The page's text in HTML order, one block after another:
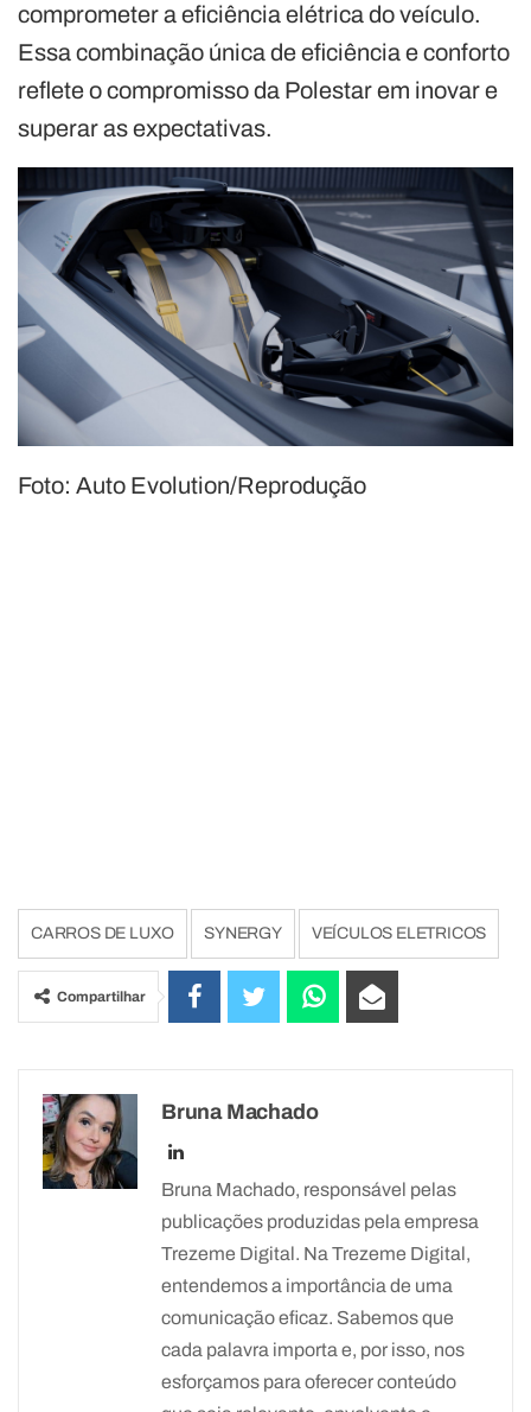
comprometer a eficiência elétrica do veículo.
Essa combinação única de eficiência e conforto
reflete o compromisso da Polestar em inovar e
superar as expectativas.
Foto: Auto Evolution/Reprodução
CARROS DE LUXO SYNERGY VEÍCULOS ELETRICOS
Compartilhar
Bruna Machado
Bruna Machado, responsável pelas
publicações produzidas pela empresa
Trezeme Digital. Na Trezeme Digital,
entendemos a importância de uma
comunicação eficaz. Sabemos que
cada palavra importa e, por isso, nos
esforçamos para oferecer conteúdo